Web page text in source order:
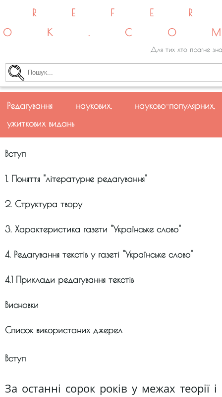
Для тих хто прагне
Редагування наукових, науково-популярних,
ужиткових видань
Вступ
1. Поняття ''літературне редагування''
2. Структура твору
3. Характеристика газети ''Українське слово''
4. Редагування текстів у газеті ''Українське слово''
4.1 Приклади редагування текстів
Висновки
Список використаних джерел
Вступ
За останні сорок років у межах теорії і